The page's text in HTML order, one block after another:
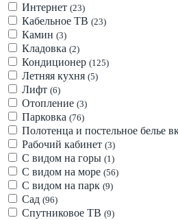
Интернет (23)
Кабельное ТВ (23)
Камин (3)
Кладовка (2)
Кондиционер (125)
Летняя кухня (5)
Лифт (6)
Отопление (3)
Парковка (76)
Полотенца и постельное белье
Рабочий кабинет (3)
С видом на горы (1)
С видом на море (56)
С видом на парк (9)
Сад (96)
Спутниковое ТВ (9)